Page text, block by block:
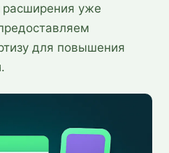
расширения уже
для повышения